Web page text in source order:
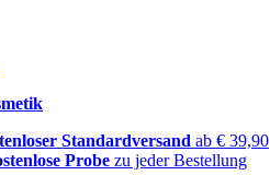
Standardversand ab € 39,90
Probe zu jeder Bestellung